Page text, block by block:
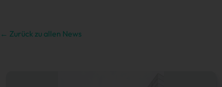
← Zurück zu allen News